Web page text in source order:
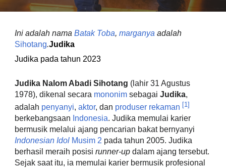
Ini adalah namaBatak Toba,marganya adalah
Sihotang.Judika
Judika pada tahun 2023
Judika Nalom Abadi Sihotang (lahir 31 Agustus
1978), dikenal secara mononim sebagaiJudika,
adalah penyanyi,aktor, dan produser rekaman [1]
berkebangsaan Indonesia. Judika memulai karier
bermusik melalui ajang pencarian bakat bernyanyi
Indonesian Idol Musim 2 pada tahun 2005. Judika
berhasil meraih posisirunner-up dalam ajang tersebut.
Sejak saat itu, ia memulai karier bermusik profesional